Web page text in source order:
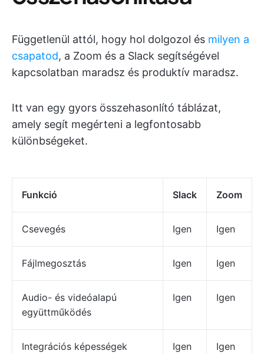
Függetlenül attól, hogy hol dolgozol és milyen a
csapatod, a Zoom és a Slack segítségével
kapcsolatban maradsz és produktív maradsz.
Itt van egy gyors összehasonlító táblázat,
amely segít megérteni a legfontosabb
különbségeket.
Funkció Slack Zoom
Csevegés Igen Igen
Fájlmegosztás Igen Igen
Audio- és videóalapú
együttműködés
Igen Igen
Integrációs képességek Igen Igen